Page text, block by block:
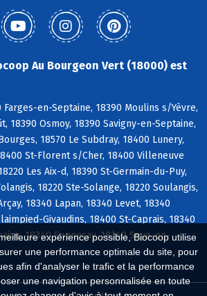
expérience possible, Biocoop utilise
une performance optimale du site, pour
afin d'analyser le trafic et la performance
une navigation personnalisée en toute
Au Bourgeon Vert (18000) est
Farges-en-Septaine, 18390 Moulins s/Yèvre,
18390 Osmoy, 18390 Savigny-en-Septaine,
18570 Le Subdray, 18400 Lunery,
St-Florent s/Cher, 18400 Villeneuve
Les Aix-d, 18390 St-Germain-du-Puy,
18220 Ste-Solange, 18220 Soulangis,
18340 Lapan, 18340 Levet, 18340
Givaudins, 18400 St-Caprais, 18340
18340 Senneçay, 18340 Soye-en-